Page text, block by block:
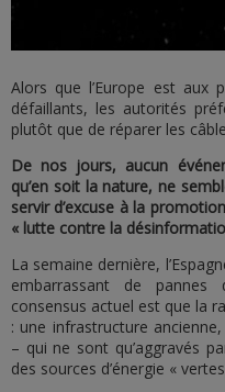
Alors que l’Europe est aux
défaillants, les autorités
plutôt que de réparer les
De nos jours, aucun
qu’en soit la nature, ne
servir d’excuse à la
« lutte contre la
La semaine dernière,
embarrassant de pannes
consensus actuel est que la
: une infrastructure
– qui ne sont qu’aggravés
des sources d’énergie «